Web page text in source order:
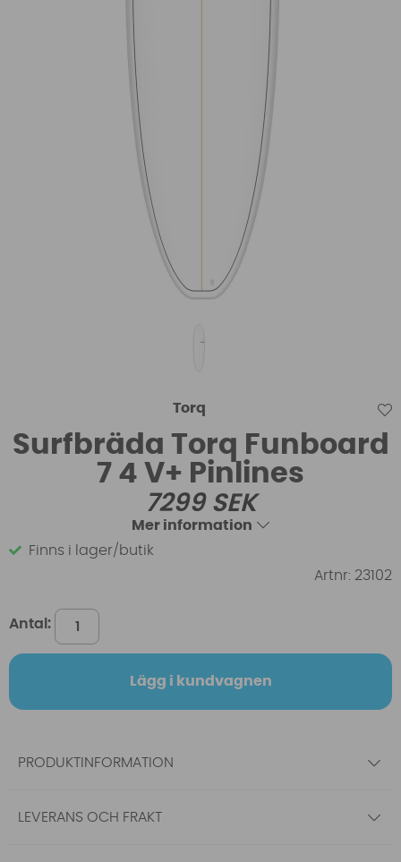
Torq
Surfbräda Torq Funboard
7 4 V+ Pinlines
7299SEK
Mer information
Finns i lager/butik
Artnr: 23102
Antal:
Lägg i kundvagnen
PRODUKTINFORMATION
LEVERANS OCH FRAKT